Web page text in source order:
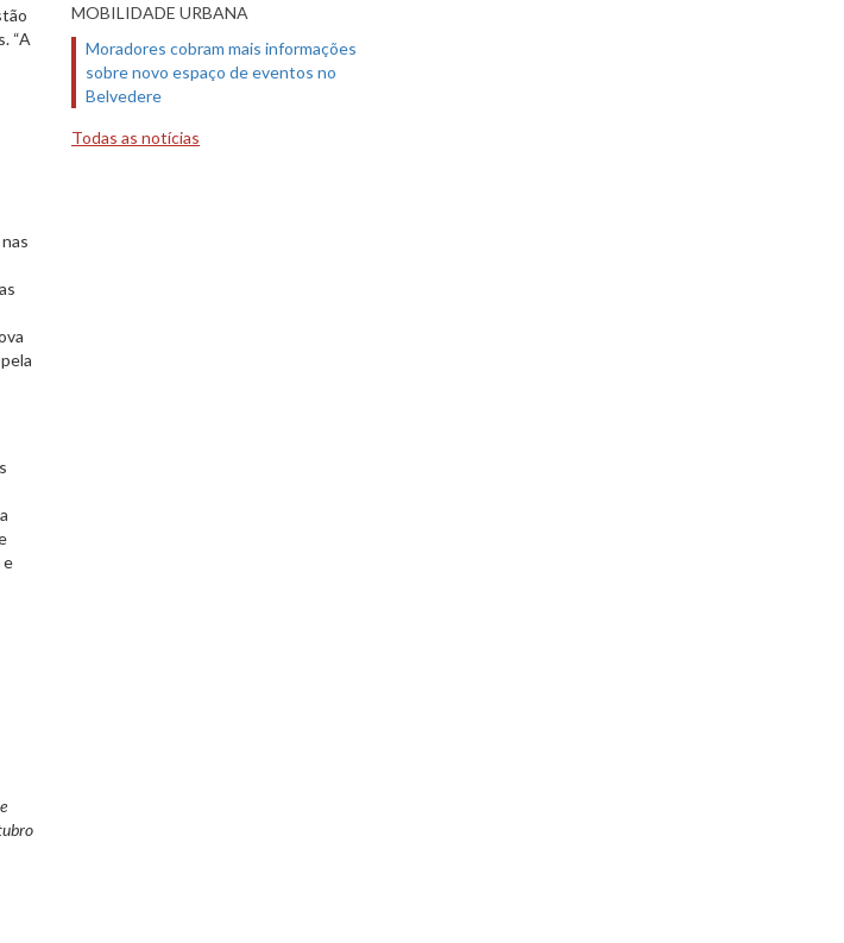
“A
e
MOBILIDADE URBANA
Moradores cobram mais informações
sobre novo espaço de eventos no
Belvedere
Todas as notícias